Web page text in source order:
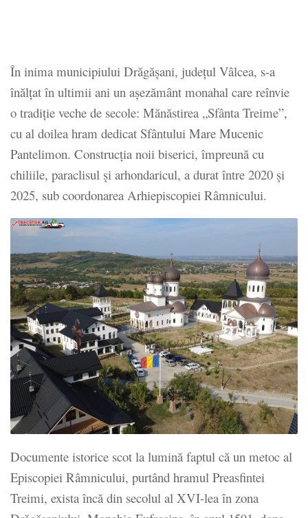
În inima municipiului Drăgășani, județul Vâlcea, s-a
înălțat în ultimii ani un așezământ monahal care reînvie
o tradiție veche de secole: Mănăstirea „Sfânta Treime”,
cu al doilea hram dedicat Sfântului Mare Mucenic
Pantelimon. Construcția noii biserici, împreună cu
chiliile, paraclisul și arhondaricul, a durat între 2020 și
2025, sub coordonarea Arhiepiscopiei Râmnicului.
Documente istorice scot la lumină faptul că un metoc al
Episcopiei Râmnicului, purtând hramul Preasfintei
Treimi, exista încă din secolul al XVI-lea în zona